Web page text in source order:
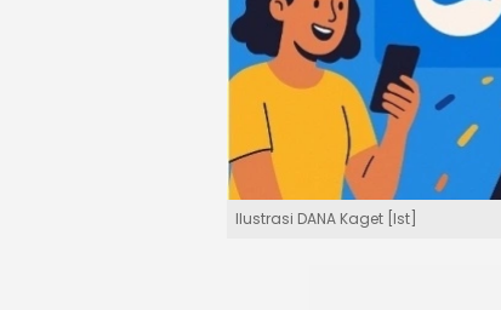
Ilustrasi DANA Kaget [Ist]